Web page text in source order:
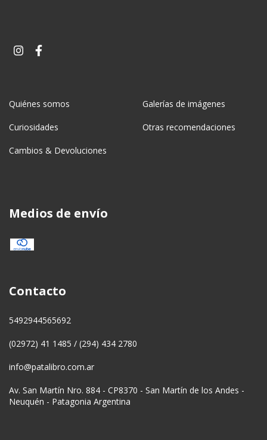
Quiénes somos Galerías de imágenes
Curiosidades Otras recomendaciones
Cambios & Devoluciones
Medios de envío
Contacto
5492944565692
(02972) 41 1485 / (294) 434 2780
info@patalibro.com.ar
Av. San Martín Nro. 884 - CP8370 - San Martín de los Andes -
Neuquén - Patagonia Argentina